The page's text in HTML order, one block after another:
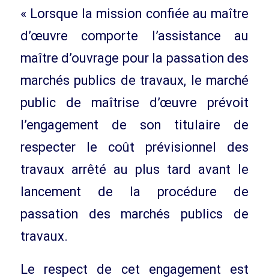
« Lorsque la mission confiée au maître
d’œuvre comporte l’assistance au
maître d’ouvrage pour la passation des
marchés publics de travaux, le marché
public de maîtrise d’œuvre prévoit
l’engagement de son titulaire de
respecter le coût prévisionnel des
travaux arrêté au plus tard avant le
lancement de la procédure de
passation des marchés publics de
travaux.
Le respect de cet engagement est